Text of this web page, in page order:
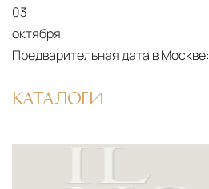
03
октября
Предварительная дата в Москве:
КАТАЛОГИ